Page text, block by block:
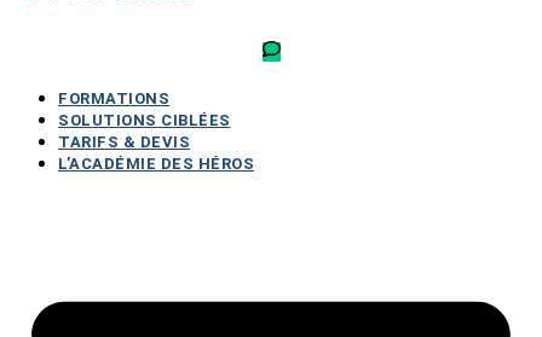
FORMATIONS
SOLUTIONS CIBLÉES
TARIFS & DEVIS
L’ACADÉMIE DES HÉROS